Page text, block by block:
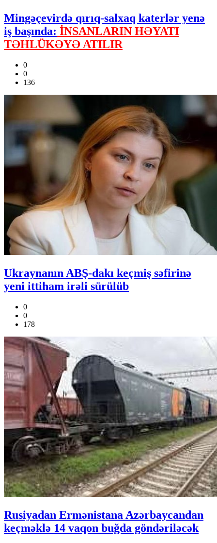
Mingəçevirdə qırıq-salxaq katerlər yenə
iş başında: İNSANLARIN HƏYATI
TƏHLÜKƏYƏ ATILIR
0
0
136
Ukraynanın ABŞ-dakı keçmiş səfirinə
yeni ittiham irəli sürülüb
0
0
178
Rusiyadan Ermənistana Azərbaycandan
keçməklə 14 vaqon buğda göndəriləcək